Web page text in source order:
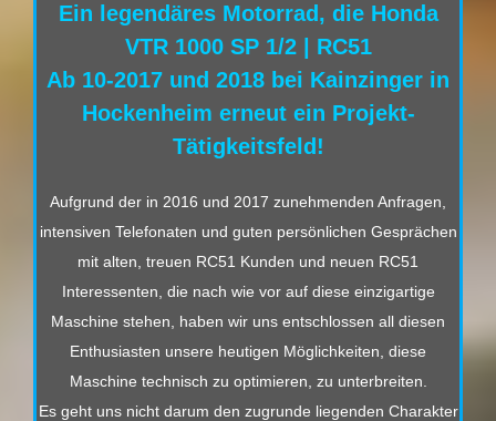
Ein legendäres Motorrad, die Honda
VTR 1000 SP 1/2 | RC51
Ab 10-2017 und 2018 bei Kainzinger in
Hockenheim erneut ein Projekt-
Tätigkeitsfeld!
Aufgrund der in 2016 und 2017 zunehmenden Anfragen,
intensiven Telefonaten und guten persönlichen Gesprächen
mit alten, treuen RC51 Kunden und neuen RC51
Interessenten, die nach wie vor auf diese einzigartige
Maschine stehen, haben wir uns entschlossen all diesen
Enthusiasten unsere heutigen Möglichkeiten, diese
Maschine technisch zu optimieren, zu unterbreiten.
Es geht uns nicht darum den zugrunde liegenden Charakter